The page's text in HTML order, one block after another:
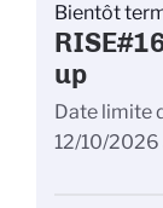
Bientôt
up
Date limite
12/10/2026